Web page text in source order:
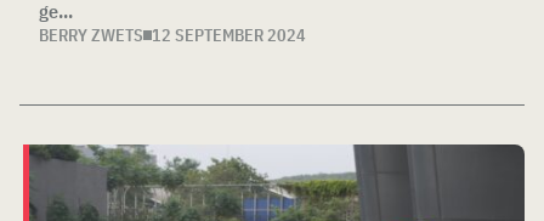
ge...
BERRY ZWETS 12 SEPTEMBER 2024